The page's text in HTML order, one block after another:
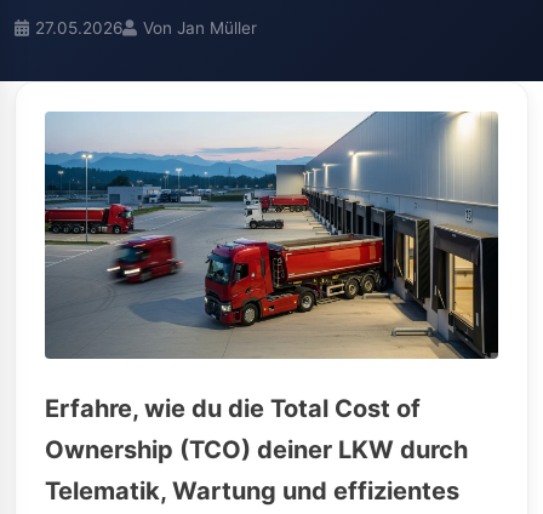
27.05.2026 Von Jan Müller
Erfahre, wie du die Total Cost of
Ownership (TCO) deiner LKW durch
Telematik, Wartung und effizientes